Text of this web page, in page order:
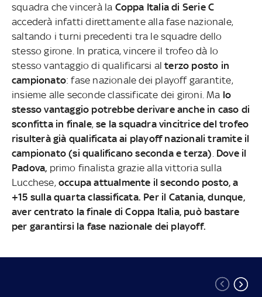
squadra che vincerà la Coppa Italia di Serie C
accederà infatti direttamente alla fase nazionale,
saltando i turni precedenti tra le squadre dello
stesso girone. In pratica, vincere il trofeo dà lo
stesso vantaggio di qualificarsi alterzo posto in
campionato: fase nazionale dei playoff garantite,
insieme alle seconde classificate dei gironi. Ma lo
stesso vantaggio potrebbe derivare anche in caso di
sconfitta in finale,se la squadra vincitrice del trofeo
risulterà già qualificata ai playoff nazionali tramite il
campionato (si qualificano seconda e terza) Dove il
Padova, primo finalista grazie alla vittoria sulla
Lucchese, occupa attualmente il secondo posto, a
+15 sulla quarta classificata. Per il Catania, dunque,
aver centrato la finale di Coppa Italia, può bastare
per garantirsi la fase nazionale dei playoff.